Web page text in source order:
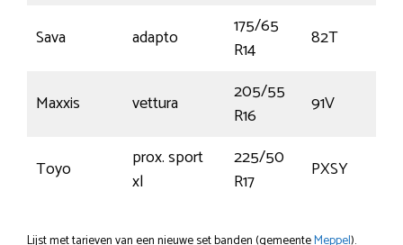
Sava adapto
175/65
R14
82T
Maxxis vettura
205/55
R16
91V
Toyo
prox. sport
xl
225/50
R17
PXSY
Lijst met tarieven van een nieuwe set banden (gemeenteMeppel).